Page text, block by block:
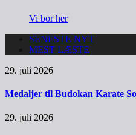
Vi bor her
SENESTE NYT
MEST LÆSTE
29. juli 2026
Medaljer til Budokan Karate
29. juli 2026